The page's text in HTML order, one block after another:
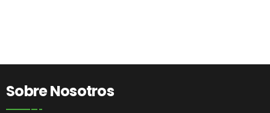
Sobre Nosotros